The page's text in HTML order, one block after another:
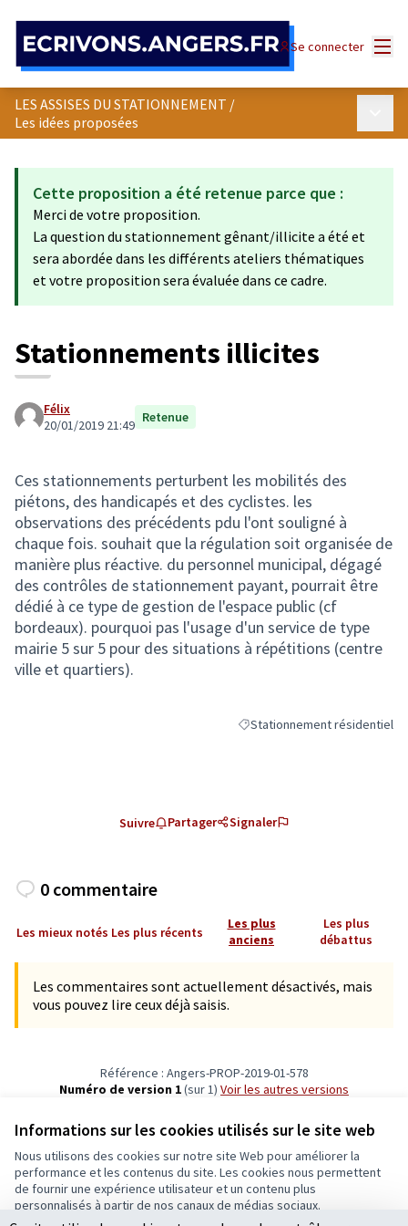
Informations sur les cookies utilisés sur le site web
Nous utilisons des cookies sur notre site Web pour améliorer la
performance et les contenus du site. Les cookies nous permettent
de fournir une expérience utilisateur et un contenu plus
personnalisés à partir de nos canaux de médias sociaux.
Se connecter
LES ASSISES DU STATIONNEMENT /
Les idées proposées
Cette proposition a été retenue parce que :
Merci de votre proposition.
La question du stationnement gênant/illicite a été et
sera abordée dans les différents ateliers thématiques
et votre proposition sera évaluée dans ce cadre.
Stationnements illicites
Félix
20/01/2019 21:49 Retenue
Ces stationnements perturbent les mobilités des
piétons, des handicapés et des cyclistes. les
observations des précédents pdu l'ont souligné à
chaque fois. souhait que la régulation soit organisée de
manière plus réactive. du personnel municipal, dégagé
des contrôles de stationnement payant, pourrait être
dédié à ce type de gestion de l'espace public (cf
bordeaux). pourquoi pas l'usage d'un service de type
mairie 5 sur 5 pour des situations à répétitions (centre
ville et quartiers).
Filtrer les résultats de la
Stationnement résidentiel
Suivre Partager Signaler
0 commentaire
Les mieux notés Les plus récents
Les plus
anciens
Les plus
débattus
Les commentaires sont actuellement désactivés, mais
vous pouvez lire ceux déjà saisis.
Référence : Angers-PROP-2019-01-578
Numéro de version 1(sur 1)
voir les autres versions
Conditions d'utilisation
Paramètres des cookies
Ecrivons Angers sur X
(Lien externe)
Ecrivons Angers sur Facebook
(Lien externe)